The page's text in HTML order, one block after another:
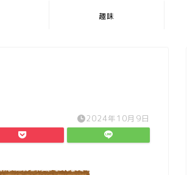
趣味
2024年10月9日